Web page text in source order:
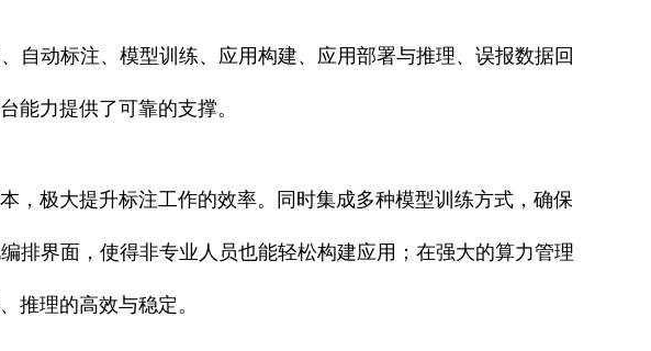
自动标注、模型训练、应用构建、应用部署与推理、误报数据回
能力提供了可靠的支撑。
，极大提升标注工作的效率。同时集成多种模型训练方式，确保
排界面，使得非专业人员也能轻松构建应用；在强大的算力管理
推理的高效与稳定。